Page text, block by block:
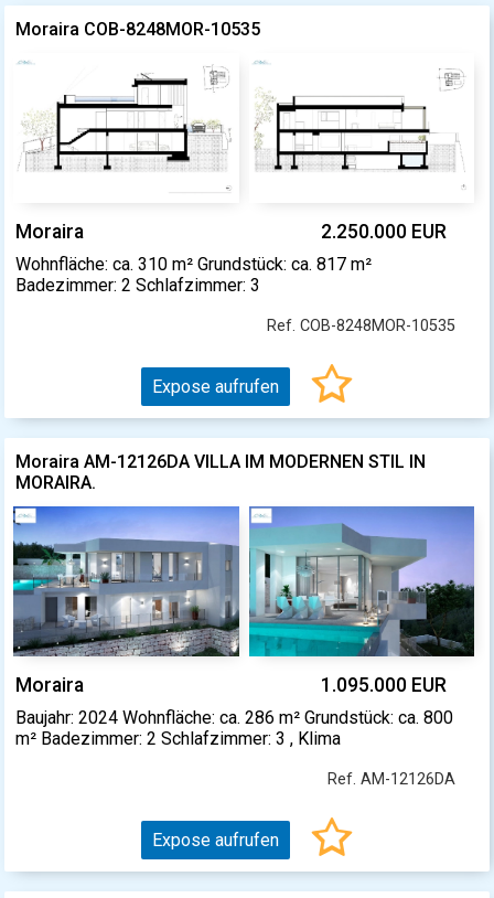
Moraira COB-8248MOR-10535
Moraira 2.250.000 EUR
Wohnfläche: ca. 310 m² Grundstück: ca. 817 m²
Badezimmer: 2 Schlafzimmer: 3
Ref. COB-8248MOR-10535
Expose aufrufen
Moraira AM-12126DA VILLA IM MODERNEN STIL IN
MORAIRA.
Moraira 1.095.000 EUR
Baujahr: 2024 Wohnfläche: ca. 286 m² Grundstück: ca. 800
m² Badezimmer: 2 Schlafzimmer: 3 , Klima
Ref. AM-12126DA
Expose aufrufen